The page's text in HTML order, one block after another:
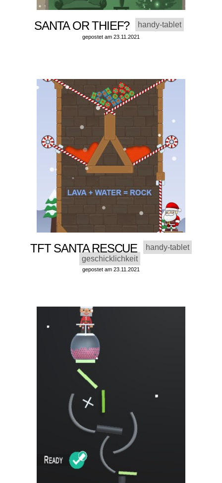
SANTA OR THIEF? handy-tablet
gepostet am 23.11.2021
TFT SANTA RESCUE
handy-tablet
geschicklichkeit
gepostet am 23.11.2021